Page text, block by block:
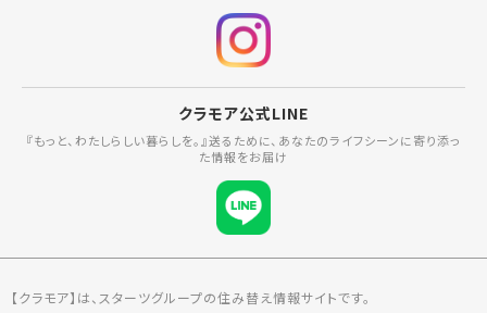
クラモア公式LINE
『もっと、わたしらしい暮らしを。』送るために、あなたのライフシーンに寄り添っ
た情報をお届け
【クラモア】は、スターツグループの住み替え情報サイトです。